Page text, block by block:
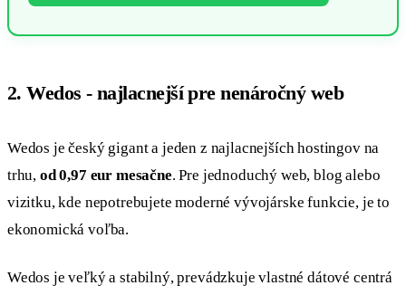
2. Wedos - najlacnejší pre nenáročný web
Wedos je český gigant a jeden z najlacnejších hostingov na
trhu, od 0,97 eur mesačne. Pre jednoduchý web, blog alebo
vizitku, kde nepotrebujete moderné vývojárske funkcie, je to
ekonomická voľba.
Wedos je veľký a stabilný, prevádzkuje vlastné dátové centrá